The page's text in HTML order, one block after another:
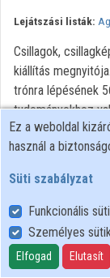
Lejátszási listák:
Csillagok,
kiállítás
trónra lépésének
tudományokhoz
Felhasználói szabályzat
Adatkezelési
Süti szabályzat
Ez a weboldal
használ a
Süti szabályzat
Funkcionális
Személyes
Elfogad Elutasít